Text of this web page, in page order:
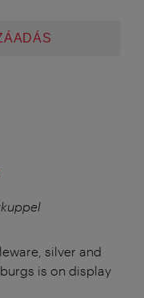
silver and
is on display